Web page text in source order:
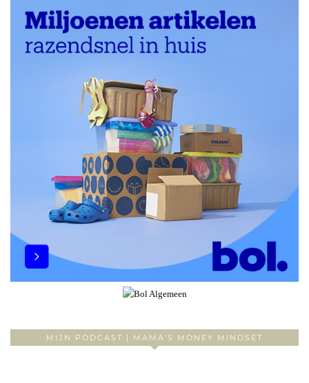
MIJN PODCAST | MAMA’S MONEY MINDSET